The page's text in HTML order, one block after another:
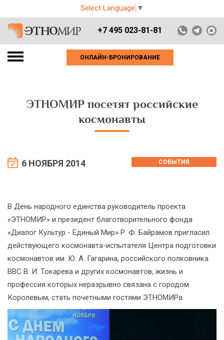
Select Language ▼
+7 495 023-81-81
ОНЛАЙН-БРОНИРОВАНИЕ
ЭТНОМИР посетят российские
космонавты
6 НОЯБРЯ 2014 СОБЫТИЯ
В День народного единства руководитель проекта
«ЭТНОМИР» и президент благотворительного фонда
«Диалог Культур - Единый Мир» Р. Ф. Байрамов пригласил
действующего космонавта-испытателя Центра подготовки
космонавтов им. Ю. А. Гагарина, российского полковника
ВВС В. И. Токарева и других космонавтов, жизнь и
профессия которых неразрывно связана с городом
Королевым, стать почетными гостями ЭТНОМИРа.